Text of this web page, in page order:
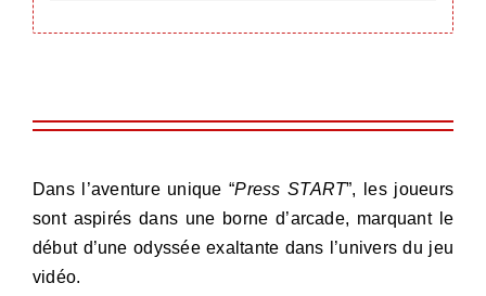
Dans l’aventure unique “Press START”, les joueurs
sont aspirés dans une borne d’arcade, marquant le
début d’une odyssée exaltante dans l’univers du jeu
vidéo.